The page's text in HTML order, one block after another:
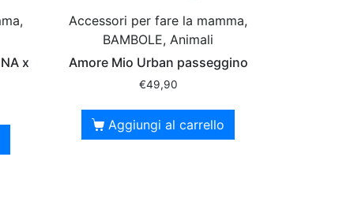
x
Accessori per fare la mamma,
BAMBOLE, Animali
Amore Mio Urban passeggino
€49,90
Aggiungi al carrello